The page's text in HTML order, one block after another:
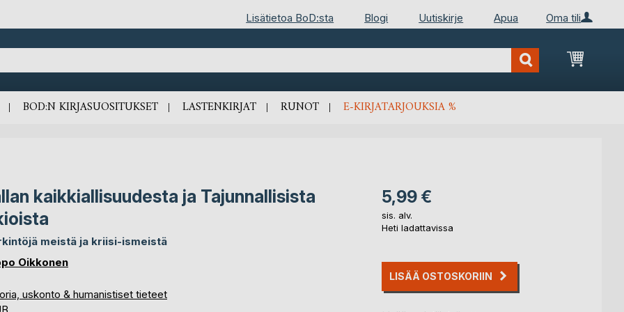
Oma tili
Lisätietoa BoD:sta Blogi Uutiskirje Apua
BOD:N KIRJASUOSITUKSET LASTENKIRJAT RUNOT E-KIRJATARJOUKSIA %
kaikkiallisuudesta ja Tajunnallisista
meistä ja kriisi-ismeistä
Oikkonen
uskonto & humanistiset tieteet
5,99 €
sis. alv.
Heti ladattavissa
LISÄÄ OSTOSKORIIN